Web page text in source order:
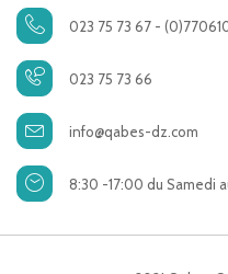
023 75 73 67 -
023 75 73 66
info@qabes-dz.com
8:30 -17:00 du Samedi